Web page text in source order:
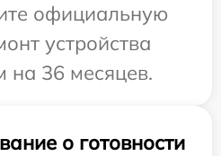
официальную
устройства
на 36 месяцев.
о готовности